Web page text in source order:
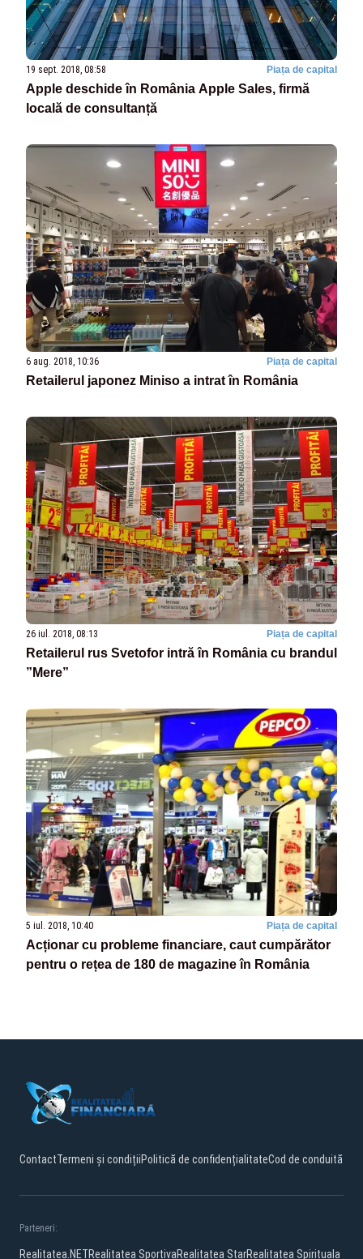
19 sept. 2018, 08:58 Piața de capital
Apple deschide în România Apple Sales, firmă
locală de consultanță
6 aug. 2018, 10:36 Piața de capital
Retailerul japonez Miniso a intrat în România
26 iul. 2018, 08:13 Piața de capital
Retailerul rus Svetofor intră în România cu brandul
”Mere”
5 iul. 2018, 10:40 Piața de capital
Acționar cu probleme financiare, caut cumpărător
pentru o rețea de 180 de magazine în România
ContactTermeni și condițiiPolitică de confidențialitateCod de conduită
Parteneri:
Realitatea.NETRealitatea SportivaRealitatea StarRealitatea Spirituala